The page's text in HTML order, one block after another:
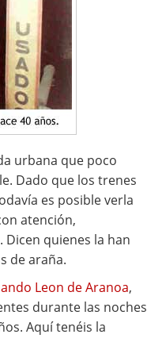
urbana que poco
Dado que los trenes
es posible verla
atención,
quienes la han
de araña.
Leon de Aranoa,
durante las noches
Aquí tenéis la